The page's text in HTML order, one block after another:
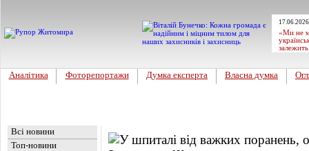
«Ми не
Аналітика Фоторепортажи Думка експерта Власна думка
Всі новини
Топ-новини